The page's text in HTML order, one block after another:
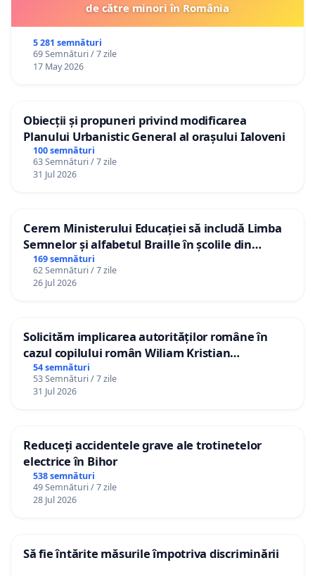
de către minori în România
5 281 semnături
69 Semnături / 7 zile
17 May 2026
Obiecții și propuneri privind modificarea
Planului Urbanistic General al orașului Ialoveni
100 semnături
63 Semnături / 7 zile
31 Jul 2026
Cerem Ministerului Educației să includă Limba
Semnelor și alfabetul Braille în școlile din
Republica Moldova!
169 semnături
62 Semnături / 7 zile
26 Jul 2026
Solicităm implicarea autorităților române în
cazul copilului român Wiliam Kristian
Gheorghe, aflat în plasament în Danemarca de
12 ani
54 semnături
53 Semnături / 7 zile
31 Jul 2026
Reduceți accidentele grave ale trotinetelor
electrice în Bihor
538 semnături
49 Semnături / 7 zile
28 Jul 2026
Să fie întărite măsurile împotriva discriminării